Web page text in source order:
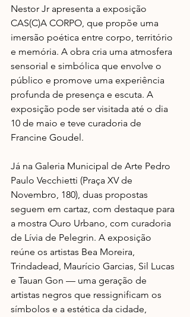
Nestor Jr apresenta a exposição
CAS(C)A CORPO, que propõe uma
imersão poética entre corpo, território
e memória. A obra cria uma atmosfera
sensorial e simbólica que envolve o
público e promove uma experiência
profunda de presença e escuta. A
exposição pode ser visitada até o dia
10 de maio e teve curadoria de
Francine Goudel.
Já na Galeria Municipal de Arte Pedro
Paulo Vecchietti (Praça XV de
Novembro, 180), duas propostas
seguem em cartaz, com destaque para
a mostra Ouro Urbano, com curadoria
de​ Lívia de Pelegrin. A exposição
reúne os artistas Bea Moreira,
Trindadead, Maurício Garcias, Sil Lucas
e Tauan Gon — uma geração de
artistas negros que ressignificam os
símbolos e a estética da cidade,